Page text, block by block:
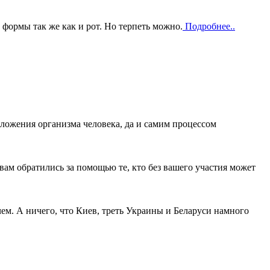
так же как и рот. Но терпеть можно. Подробнее..
организма человека, да и самим процессом
обратились за помощью те, кто без вашего участия может
А ничего, что Киев, треть Украины и Беларуси намного